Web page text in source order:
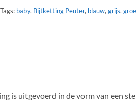
Tags: baby, Bijtketting Peuter, blauw,grijs,
is uitgevoerd in de vorm van een